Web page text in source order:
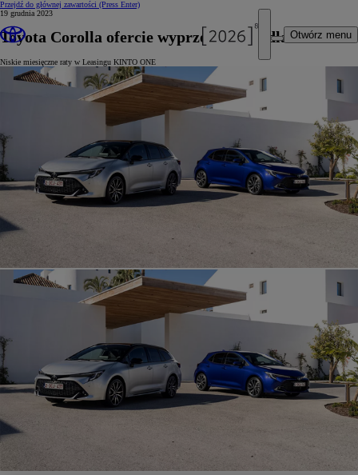
Przejdź do głównej zawartości (Press Enter)
Otwórz menu
19 grudnia 2023
Toyota Corolla ofercie wyprzedażowej dla firm
Niskie miesięczne raty w Leasingu KINTO ONE